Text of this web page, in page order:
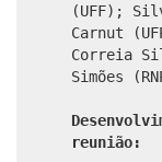
(UFF);
Carnut
Correia
Simões
reunião: